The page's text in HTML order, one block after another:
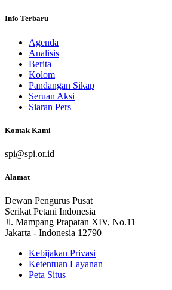
Info Terbaru
Agenda
Analisis
Berita
Kolom
Pandangan Sikap
Seruan Aksi
Siaran Pers
Kontak Kami
spi@spi.or.id
Alamat
Dewan Pengurus Pusat
Serikat Petani Indonesia
Jl. Mampang Prapatan XIV, No.11
Jakarta - Indonesia 12790
Kebijakan Privasi |
Ketentuan Layanan |
Peta Situs